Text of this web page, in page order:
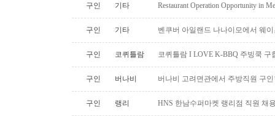
구인 기타 Restaurant Operation Opportunity in
구인 기타 벤쿠버 아일랜드 나나이모에서 웨
구인 코퀴틀람 코퀴틀람 I LOVE K-BBQ 주빙쿡 구
구인 버나비 버나비 고려면관에서 주방직원 구
구인 랭리 HNS 한남수퍼마켓 랭리점 직원 채